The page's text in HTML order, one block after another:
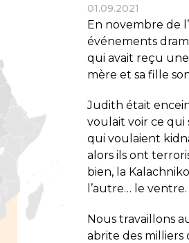
01.09.2021
En novembre de
événements
qui avait reçu
mère et sa fille
Judith était
voulait voir ce qui
qui voulaient
alors ils ont
bien, la
l’autre… le ventre.
Nous travaillons
abrite des milliers